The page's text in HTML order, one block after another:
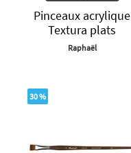
Pinceaux acrylique
Textura plats
Raphaël
30 %